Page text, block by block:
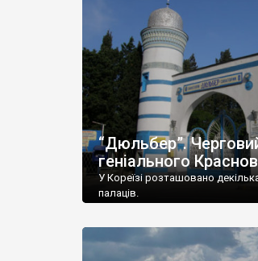
“Дюльбер”.
геніального
У Кореїзі розташовано
палаців.